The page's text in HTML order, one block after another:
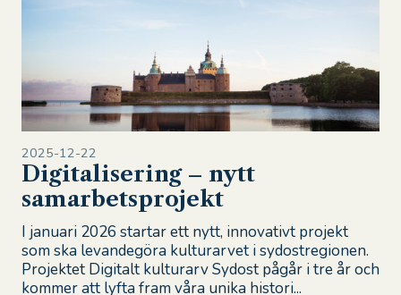
2025-12-22
Digitalisering – nytt
samarbetsprojekt
I januari 2026 startar ett nytt, innovativt projekt
som ska levandegöra kulturarvet i sydostregionen.
Projektet Digitalt kulturarv Sydost pågår i tre år och
kommer att lyfta fram våra unika histori...